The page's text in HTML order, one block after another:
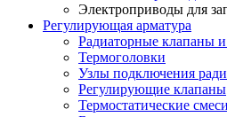
Электроприводы для
Регулирующая арматура
Радиаторные клапаны
Термоголовки
Узлы подключения
Регулирующие клапаны
Термостатические